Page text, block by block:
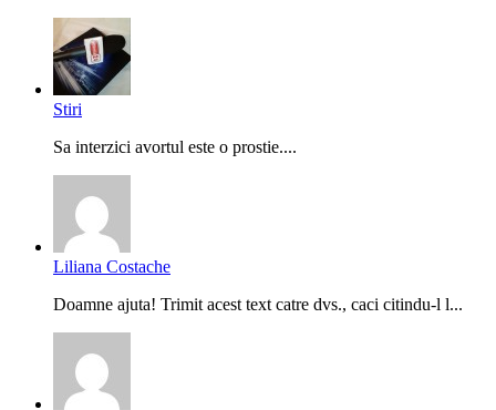
Stiri
Sa interzici avortul este o prostie....
Liliana Costache
Doamne ajuta! Trimit acest text catre dvs., caci citindu-l l...